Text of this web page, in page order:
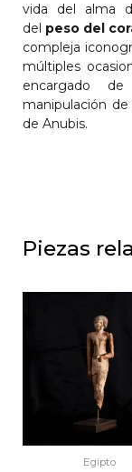
vida del alma
del peso del
compleja
múltiples
encargado
manipulación
de Anubis.
Piezas
Egipto